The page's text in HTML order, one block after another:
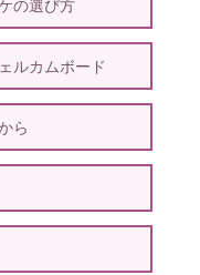
の選び方
ルカムボード
ら